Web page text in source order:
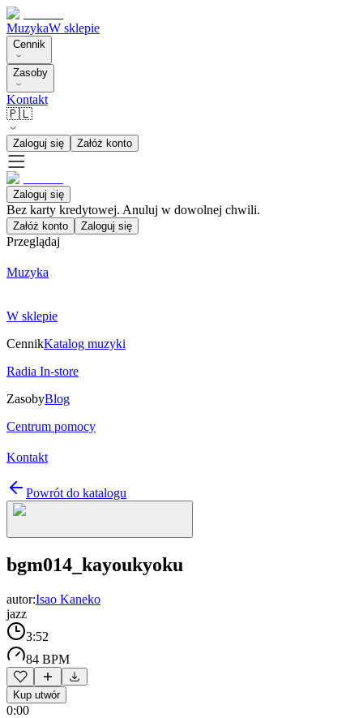
MuzykaW sklepie
Cennik
Zasoby
Kontakt
🇵🇱
Zaloguj się Załóż konto
Zaloguj się
Bez karty kredytowej. Anuluj w dowolnej chwili.
Załóż konto Zaloguj się
Przeglądaj
Muzyka
W sklepie
CennikKatalog muzyki
Radia In-store
ZasobyBlog
Centrum pomocy
Kontakt
Powrót do katalogu
bgm014_kayoukyoku
autor:Isao Kaneko
jazz
3:52
84 BPM
Kup utwór
0:00